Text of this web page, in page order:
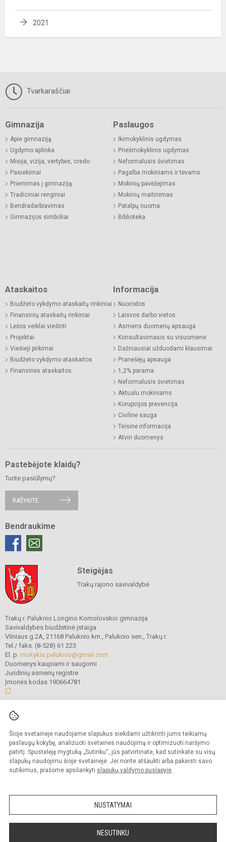
Šioje svetainėje naudojame slapukus siekdami užtikrinti jums teikiamų
paslaugų kokybę, analizuoti svetainės naudojimą ir optimizuoti naršymo
patirtį. Spustelėję mygtuką „Sutinku“, jūs patvirtinate, kad sutinkate su visų
slapukų naudojimu šioje svetainėje. Jei norite atšaukti arba pakeisti savo
sutikimus, prašome apsilankyti slapukų valdymo puslapyje.
NUSTATYMAI
NESUTINKU
2021
Tvarkaraščiai
Gimnazija
Apie gimnaziją
Ugdymo aplinka
Misija, vizija, vertybės, credo
Pasiekimai
Priėmimas į gimnaziją
Tradiciniai renginiai
Bendradarbiavimas
Gimnazijos simboliai
Paslaugos
Ikimokyklinis ugdymas
Priešmokyklinis ugdymas
Neformalusis švietimas
Pagalba mokiniams ir tėvams
Mokinių pavėžėjimas
Mokinių maitinimas
Patalpų nuoma
Biblioteka
Ataskaitos
Biudžeto vykdymo ataskaitų rinkiniai
Finansinių ataskaitų rinkiniai
Lėšos veiklai viešinti
Projektai
Viešieji pirkimai
Biudžeto vykdymo ataskaitos
Finansinės ataskaitos
Informacija
Nuorodos
Laisvos darbo vietos
Asmens duomenų apsauga
Konsultavimasis su visuomene
Dažniausiai užduodami klausimai
Pranešėjų apsauga
1,2% parama
Neformalusis švietimas
Aktualu mokiniams
Korupcijos prevencija
Civilinė sauga
Teisinė informacija
Atviri duomenys
Pastebėjote klaidų?
Turite pasiūlymų?
RAŠYKITE
Bendraukime
Steigėjas
Trakų rajono savivaldybė
Trakų r. Paluknio Longino Komolovskio gimnazija
Savivaldybės biudžetinė įstaiga
Vilniaus g.2A, 21168 Paluknio km., Paluknio sen., Trakų r.
Tel./ faks. (8-528) 61 223
El. p. mokykla.paluknio@gmail.com
Duomenys kaupiami ir saugomi
Juridinių asmenų registre
Įmonės kodas 190664781
© 2021. Trakų r. Paluknio Longino Komolovskio gimnazija. Visos teisės
Kopijuoti turinį be raštiško gimnazijos administracijos sutikimo griežtai
draudžiama.
Prieinamumo paraiška Slapukų valdymas
Sumanus būdas atnaujinti